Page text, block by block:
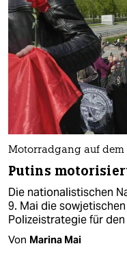
Motorradgang auf dem
Putins
Die nationalistischen
9. Mai die
Polizeistrategie für
Von Marina Mai